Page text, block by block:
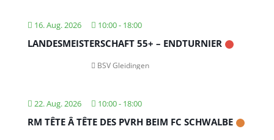
16. Aug. 2026 10:00- 18:00
LANDESMEISTERSCHAFT 55+ – ENDTURNIER
BSV Gleidingen
22. Aug. 2026 10:00- 18:00
RM TÊTE Â TÊTE DES PVRH BEIM FC SCHWALBE